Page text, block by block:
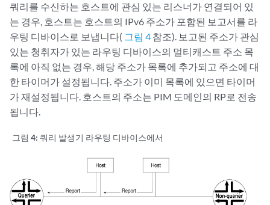
쿼리를 수신하는 호스트에 관심 있는 리스너가 연결되어 있
는 경우, 호스트는 호스트의 IPv6 주소가 포함된 보고서를 라
우팅 디바이스로 보냅니다( 그림 4 참조). 보고된 주소가 관심
있는 청취자가 있는 라우팅 디바이스의 멀티캐스트 주소 목
록에 아직 없는 경우, 해당 주소가 목록에 추가되고 주소에 대
한 타이머가 설정됩니다. 주소가 이미 목록에 있으면 타이머
가 재설정됩니다. 호스트의 주소는 PIM 도메인의 RP로 전송
됩니다.
그림 4: 쿼리 발생기 라우팅 디바이스에서